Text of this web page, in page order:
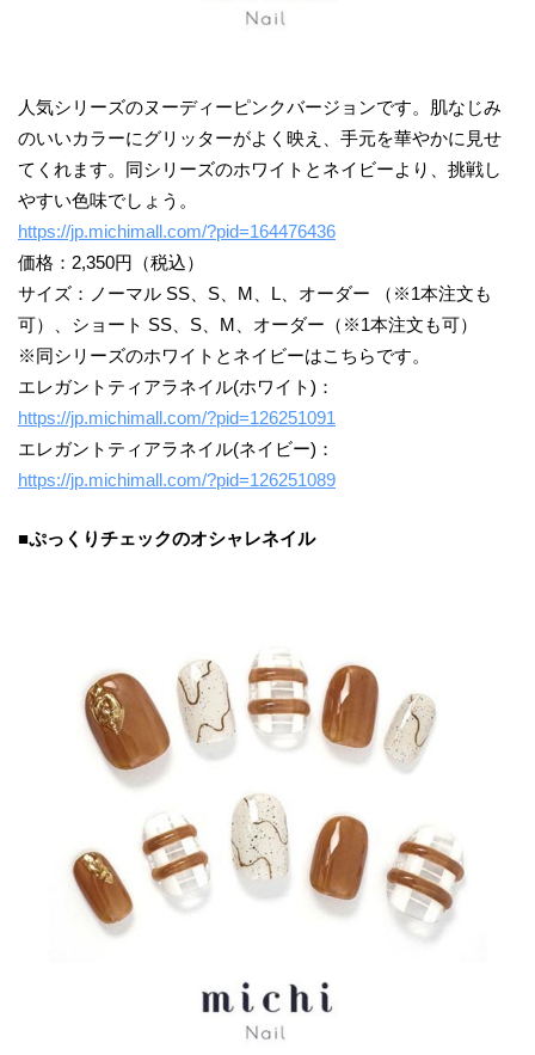
人気シリーズのヌーディーピンクバージョンです。肌なじみ
のいいカラーにグリッターがよく映え、手元を華やかに見せ
てくれます。同シリーズのホワイトとネイビーより、挑戦し
やすい色味でしょう。
https://jp.michimall.com/?pid=164476436
価格：2,350円（税込）
サイズ：ノーマル SS、S、M、L、オーダー （※1本注文も
可）、ショート SS、S、M、オーダー（※1本注文も可）
※同シリーズのホワイトとネイビーはこちらです。
エレガントティアラネイル(ホワイト)：
https://jp.michimall.com/?pid=126251091
エレガントティアラネイル(ネイビー)：
https://jp.michimall.com/?pid=126251089
■ぷっくりチェックのオシャレネイル